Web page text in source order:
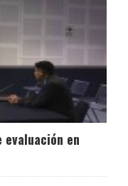
evaluación en